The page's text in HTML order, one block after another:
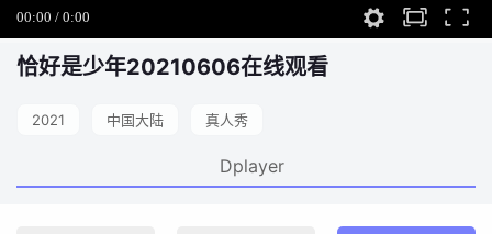
恰好是少年20210606在线观看
2021 中国大陆 真人秀
Dplayer